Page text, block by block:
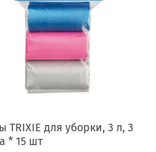
TRIXIE для уборки, 3 л, 3
* 15 шт